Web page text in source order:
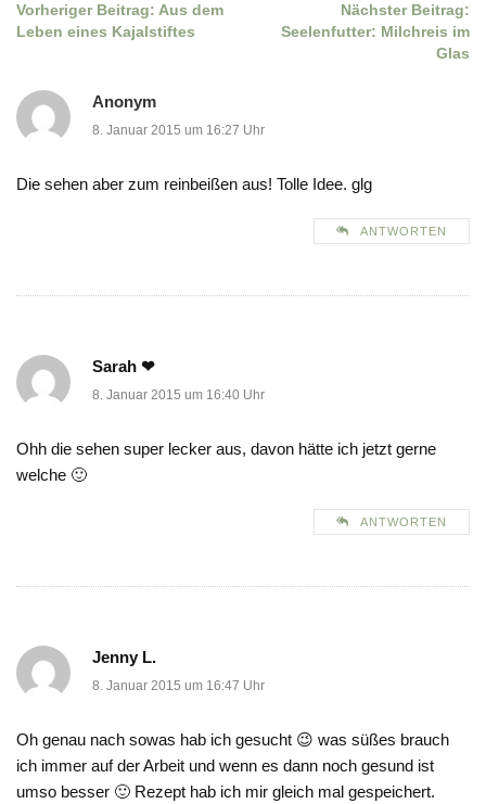
Beitragsnavigation
Vorheriger Beitrag: Aus dem
Leben eines Kajalstiftes
Nächster Beitrag:
Seelenfutter: Milchreis im
Glas
Anonym
8. Januar 2015 um 16:27 Uhr
Die sehen aber zum reinbeißen aus! Tolle Idee. glg
ANTWORTEN
Sarah ❤
8. Januar 2015 um 16:40 Uhr
Ohh die sehen super lecker aus, davon hätte ich jetzt gerne
welche 🙂
ANTWORTEN
Jenny L.
8. Januar 2015 um 16:47 Uhr
Oh genau nach sowas hab ich gesucht 😉 was süßes brauch
ich immer auf der Arbeit und wenn es dann noch gesund ist
umso besser 🙂 Rezept hab ich mir gleich mal gespeichert.